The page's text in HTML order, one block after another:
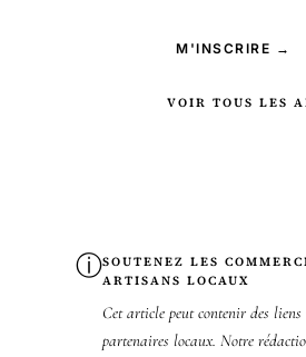
M'INSCRIRE →
VOIR TOUS LES
ⓘSOUTENEZ LES
ARTISANS LOCAUX
Cet article peut contenir des liens
partenaires locaux. Notre